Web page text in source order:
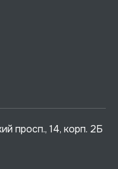
просп., 14, корп. 2Б